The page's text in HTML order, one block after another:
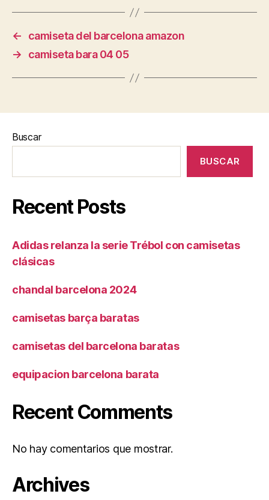
←
camiseta del barcelona amazon
→
camiseta bara 04 05
Buscar
BUSCAR
Recent Posts
Adidas relanza la serie Trébol con camisetas
clásicas
chandal barcelona 2024
camisetas barça baratas
camisetas del barcelona baratas
equipacion barcelona barata
Recent Comments
No hay comentarios que mostrar.
Archives